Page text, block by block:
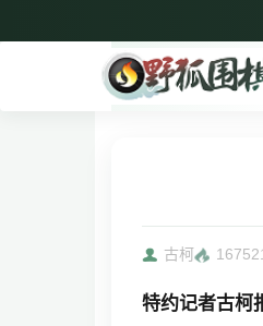
古柯 16752
特约记者古柯